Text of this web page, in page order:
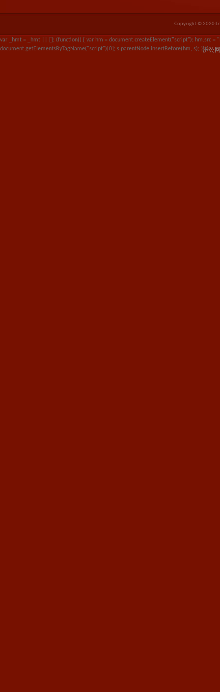
Copyright © 2020
沪公
var _hmt = _hmt || []; (function() { var hm = document.createElement("script"); hm.src =
document.getElementsByTagName("script")[0]; s.parentNode.insertBefore(hm, s); })();